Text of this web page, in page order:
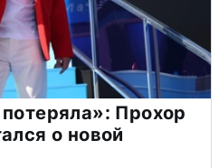
Прохор
о новой